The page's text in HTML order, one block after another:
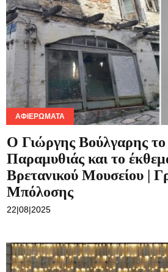
ΑΦΙΕΡΏΜΑΤΑ
Ο Γιώργης Βούλγαρης
Παραμυθιάς και το
Βρετανικού Μουσείου |
Μπόλοσης
22|08|2025